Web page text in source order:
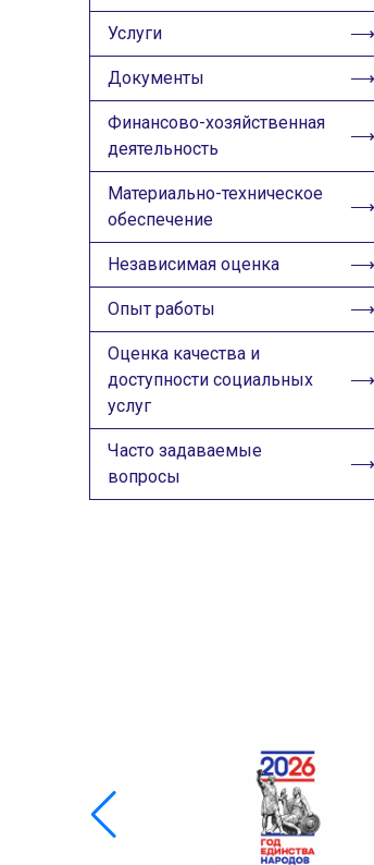
🔊 Включить озвучивание
Настройки по умолчанию
Услуги
Документы
Финансово-хозяйственная
деятельность
Материально-техническое
обеспечение
Независимая оценка
Опыт работы
Оценка качества и
доступности социальных
услуг
Часто задаваемые
вопросы